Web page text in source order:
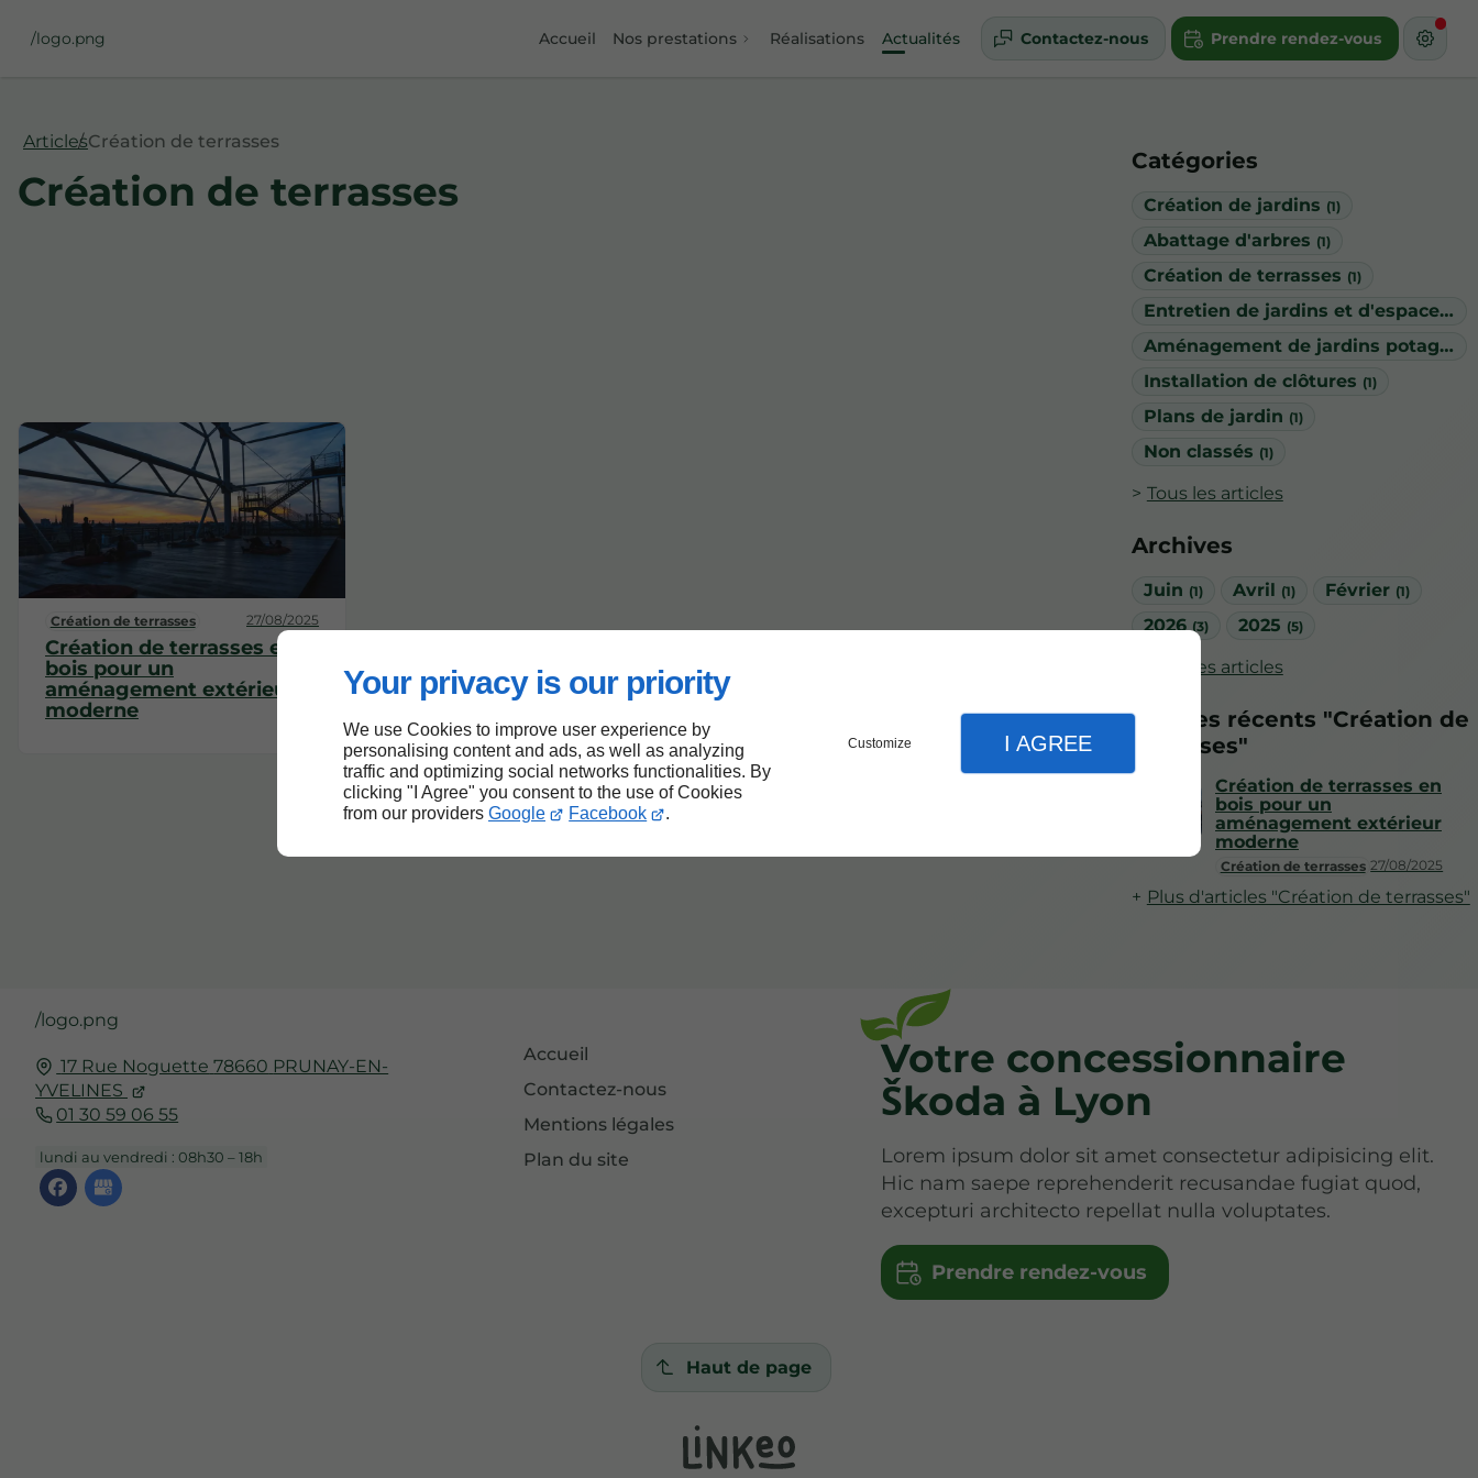
Your privacy is our priority
We use Cookies to improve user experience by
personalising content and ads, as well as analyzing
traffic and optimizing social networks functionalities. By
clicking "I Agree" you consent to the use of Cookies
from our providers Google Facebook .
Customize I AGREE
/logo.png Accueil Nos prestations Réalisations Actualités Contactez-nous Prendre rendez-vous
Catégories
Création de jardins (1)
Abattage d'arbres (1)
Création de terrasses (1)
Entretien de jardins et d'espaces verts
Aménagement de jardins potagers
Installation de clôtures (1)
Plans de jardin (1)
Non classés (1)
Tous les articles
Archives
Juin (1) Avril (1) Février (1)
2026(3) 2025 (5)
Tous les articles
Articles récents "Création de
terrasses"
Création de terrasses 27/08/2025
Création de terrasses en
bois pour un
aménagement extérieur
moderne
Plus d'articles "Création de terrasses"
ArticlesCréation de terrasses
Création de terrasses
Création de terrasses 27/08/2025
Création de terrasses en
bois pour un
aménagement extérieur
moderne
/logo.png
17 Rue Noguette 78660 PRUNAY-EN-
YVELINES
01 30 59 06 55
lundi au vendredi : 08h30 – 18h
Accueil
Contactez-nous
Mentions légales
Plan du site
Votre concessionnaire
Škoda à Lyon
Lorem ipsum dolor sit amet consectetur adipisicing elit.
Hic nam saepe reprehenderit recusandae fugiat quod,
excepturi architecto repellat nulla voluptates.
Prendre rendez-vous
Haut de page